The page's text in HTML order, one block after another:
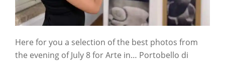
Here for you a selection of the best photos from
the evening of July 8 for Arte in… Portobello di